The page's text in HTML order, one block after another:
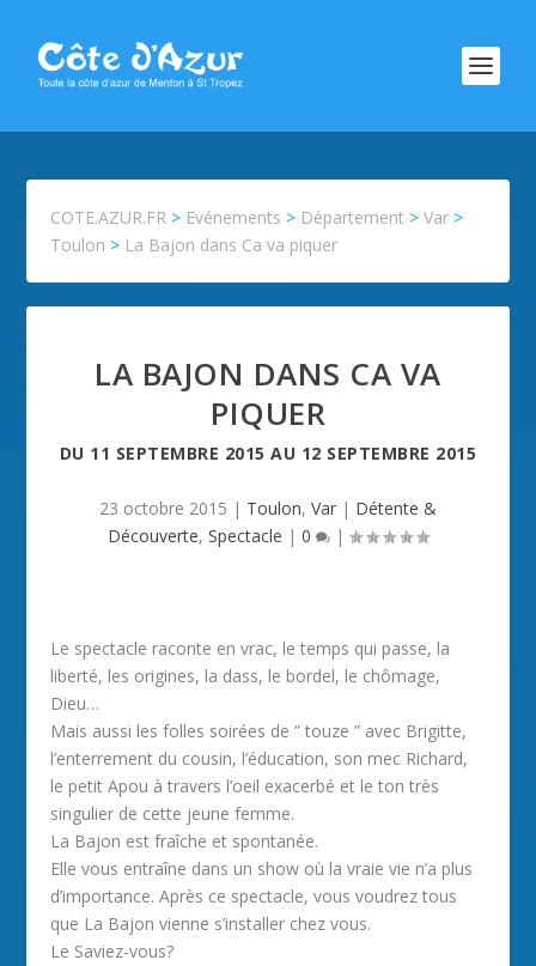
COTE.AZUR.FR > Evénements > Département >Var >
Toulon > La Bajon dans Ca va piquer
LA BAJON DANS CA VA
PIQUER
DU 11 SEPTEMBRE 2015 AU 12 SEPTEMBRE 2015
23 octobre 2015 | Toulon, Var | Détente &
Découverte, Spectacle | 0 |
Le spectacle raconte en vrac, le temps qui passe, la
liberté, les origines, la dass, le bordel, le chômage,
Dieu…
Mais aussi les folles soirées de ” touze ” avec Brigitte,
l’enterrement du cousin, l’éducation, son mec Richard,
le petit Apou à travers l’oeil exacerbé et le ton très
singulier de cette jeune femme.
La Bajon est fraîche et spontanée.
Elle vous entraîne dans un show où la vraie vie n’a plus
d’importance. Après ce spectacle, vous voudrez tous
que La Bajon vienne s’installer chez vous.
Le Saviez-vous?